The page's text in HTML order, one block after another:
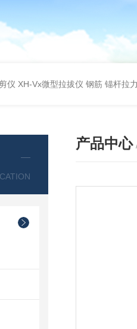
仪 XH-Vx微型拉拔仪 钢筋 锚杆拉
产品中心